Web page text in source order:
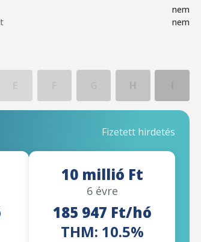
nem
nem
Fizetett hirdetés
10 millió Ft
6 évre
185 947 Ft/hó
THM: 10.5%